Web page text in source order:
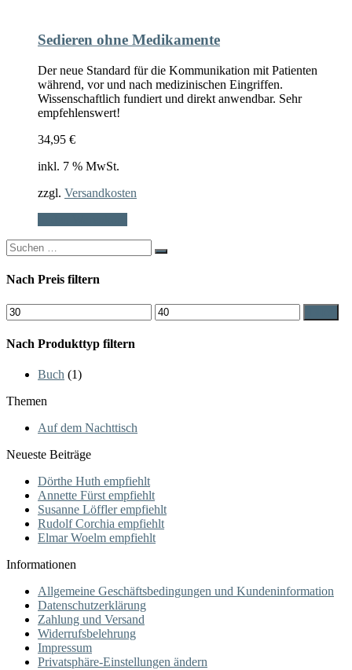
Sedieren ohne Medikamente
Der neue Standard für die Kommunikation mit Patienten
während, vor und nach medizinischen Eingriffen.
Wissenschaftlich fundiert und direkt anwendbar. Sehr
empfehlenswert!
34,95 €
inkl. 7 % MwSt.
zzgl. Versandkosten
Search
for:
Nach Preis filtern
Min.
Preis
Max.
Preis
Nach Produkttyp filtern
Buch (1)
Themen
Auf dem Nachttisch
Neueste Beiträge
Dörthe Huth empfiehlt
Annette Fürst empfiehlt
Susanne Löffler empfiehlt
Rudolf Corchia empfiehlt
Elmar Woelm empfiehlt
Informationen
Allgemeine Geschäftsbedingungen und Kundeninformation
Datenschutzerklärung
Zahlung und Versand
Widerrufsbelehrung
Impressum
Privatsphäre-Einstellungen ändern